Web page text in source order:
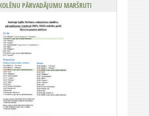
PĀRVADĀJUMU MARŠRUTI